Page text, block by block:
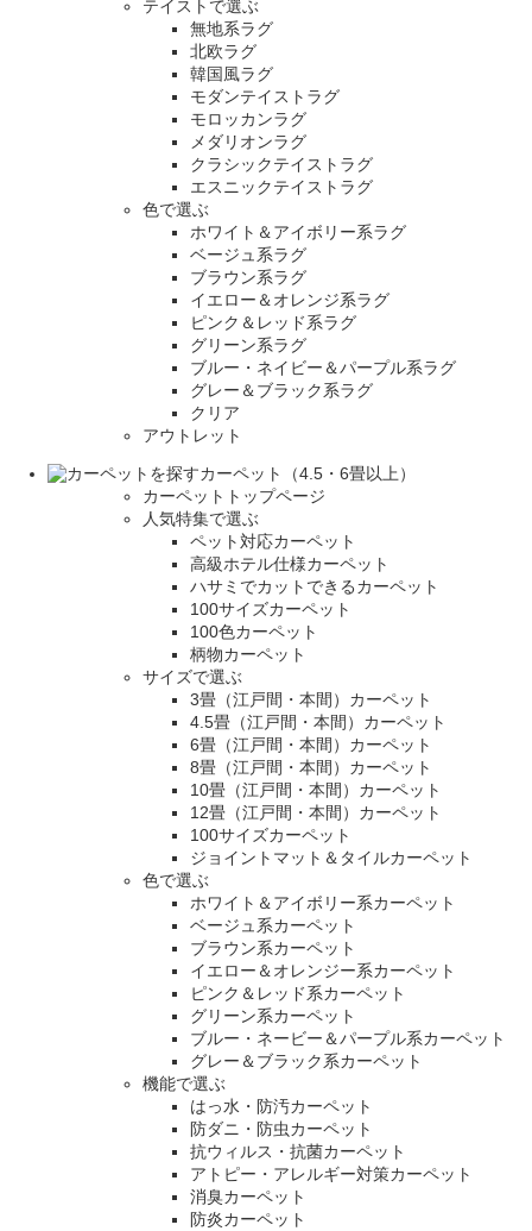
テイストで選ぶ
無地系ラグ
北欧ラグ
韓国風ラグ
モダンテイストラグ
モロッカンラグ
メダリオンラグ
クラシックテイストラグ
エスニックテイストラグ
色で選ぶ
ホワイト＆アイボリー系ラグ
ベージュ系ラグ
ブラウン系ラグ
イエロー＆オレンジ系ラグ
ピンク＆レッド系ラグ
グリーン系ラグ
ブルー・ネイビー＆パープル系ラグ
グレー＆ブラック系ラグ
クリア
アウトレット
カーペット（4.5・6畳以上）
カーペットトップページ
人気特集で選ぶ
ペット対応カーペット
高級ホテル仕様カーペット
ハサミでカットできるカーペット
100サイズカーペット
100色カーペット
柄物カーペット
サイズで選ぶ
3畳（江戸間・本間）カーペット
4.5畳（江戸間・本間）カーペット
6畳（江戸間・本間）カーペット
8畳（江戸間・本間）カーペット
10畳（江戸間・本間）カーペット
12畳（江戸間・本間）カーペット
100サイズカーペット
ジョイントマット＆タイルカーペット
色で選ぶ
ホワイト＆アイボリー系カーペット
ベージュ系カーペット
ブラウン系カーペット
イエロー＆オレンジー系カーペット
ピンク＆レッド系カーペット
グリーン系カーペット
ブルー・ネービー＆パープル系カーペット
グレー＆ブラック系カーペット
機能で選ぶ
はっ水・防汚カーペット
防ダニ・防虫カーペット
抗ウィルス・抗菌カーペット
アトピー・アレルギー対策カーペット
消臭カーペット
防炎カーペット